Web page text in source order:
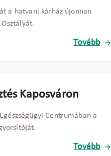
a hatvani kórház újonnan
Tovább
Kaposváron
Centrumában a
Tovább